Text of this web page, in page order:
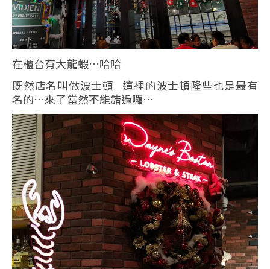
在櫃台有大龍蝦…哈哈
既然店名叫做波士頓 這裡的波士頓隆些也是最有
名的…來了當然不能錯過囉…